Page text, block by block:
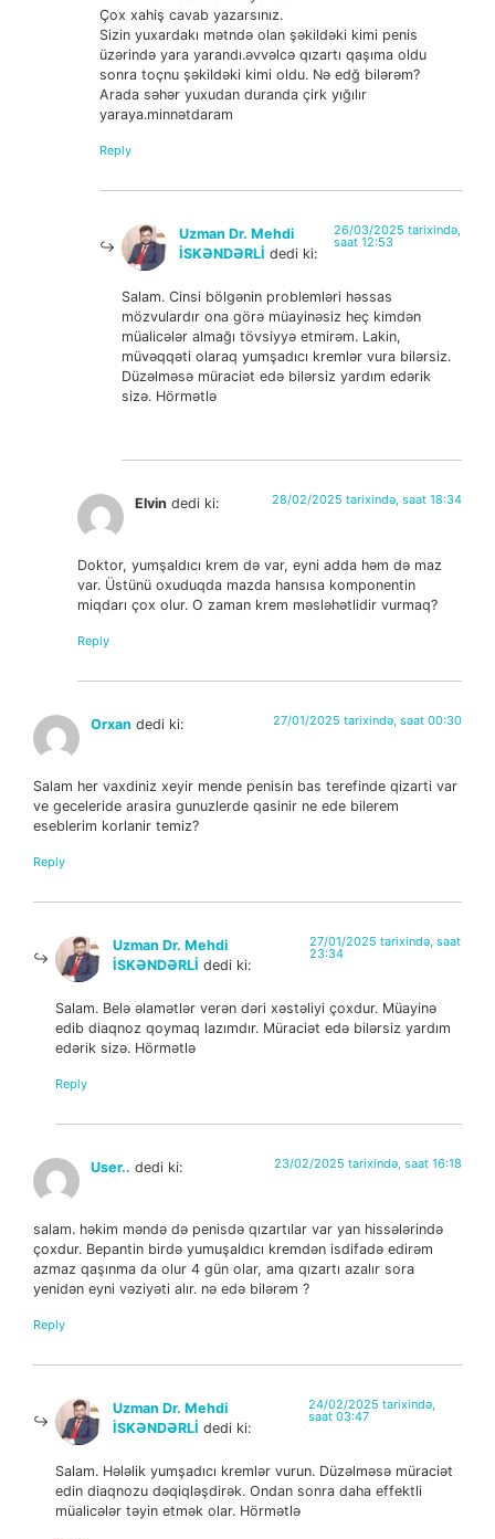
Çox xahiş cavab yazarsınız.
Sizin yuxardakı mətndə olan şəkildəki kimi penis
üzərində yara yarandı.əvvəlcə qızartı qaşıma oldu
sonra toçnu şəkildəki kimi oldu. Nə edğ bilərəm?
Arada səhər yuxudan duranda çirk yığılır
yaraya.minnətdaram
Reply
Uzman Dr. Mehdi
İSKƏNDƏRLİ dedi ki:
26/03/2025 tarixində,
saat 12:53
Salam. Cinsi bölgənin problemləri həssas
mözvulardır ona görə müayinəsiz heç kimdən
müalicələr almağı tövsiyyə etmirəm. Lakin,
müvəqqəti olaraq yumşadıcı kremlər vura bilərsiz.
Düzəlməsə müraciət edə bilərsiz yardım edərik
sizə. Hörmətlə
Elvin dedi ki: 28/02/2025 tarixində, saat 18:34
Doktor, yumşaldıcı krem də var, eyni adda həm də maz
var. Üstünü oxuduqda mazda hansısa komponentin
miqdarı çox olur. O zaman krem məsləhətlidir vurmaq?
Reply
Orxan dedi ki: 27/01/2025 tarixində, saat 00:30
Salam her vaxdiniz xeyir mende penisin bas terefinde qizarti var
ve geceleride arasira gunuzlerde qasinir ne ede bilerem
eseblerim korlanir temiz?
Reply
Uzman Dr. Mehdi
İSKƏNDƏRLİ dedi ki:
27/01/2025 tarixində, saat
23:34
Salam. Belə əlamətlər verən dəri xəstəliyi çoxdur. Müayinə
edib diaqnoz qoymaq lazımdır. Müraciət edə bilərsiz yardım
edərik sizə. Hörmətlə
Reply
User.. dedi ki: 23/02/2025 tarixində, saat 16:18
salam. həkim məndə də penisdə qızartılar var yan hissələrində
çoxdur. Bepantin birdə yumuşaldıcı kremdən isdifadə edirəm
azmaz qaşınma da olur 4 gün olar, ama qızartı azalır sora
yenidən eyni vəziyəti alır. nə edə bilərəm ?
Reply
Uzman Dr. Mehdi
İSKƏNDƏRLİ dedi ki:
24/02/2025 tarixində,
saat 03:47
Salam. Hələlik yumşadıcı kremlər vurun. Düzəlməsə müraciət
edin diaqnozu dəqiqləşdirək. Ondan sonra daha effektli
müalicələr təyin etmək olar. Hörmətlə